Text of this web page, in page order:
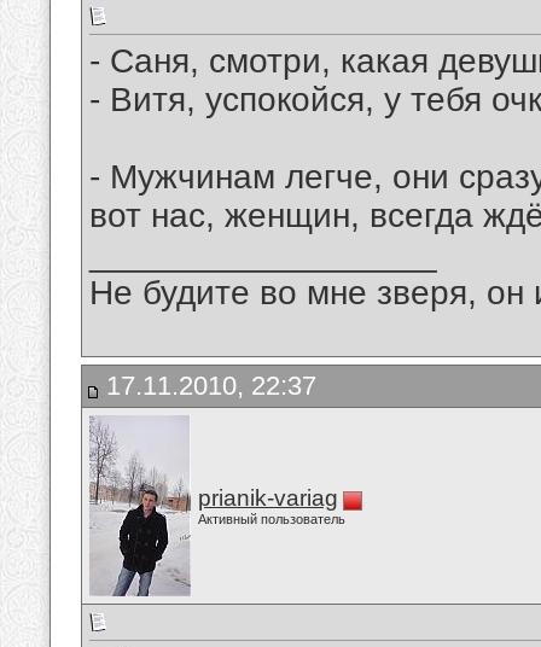
- Саня, смотри, какая
- Витя, успокойся, у тебя
- Мужчинам легче, они
вот нас, женщин, всегда
Не будите во мне зверя, он
17.11.2010, 22:37
prianik-variag
Активный пользователь